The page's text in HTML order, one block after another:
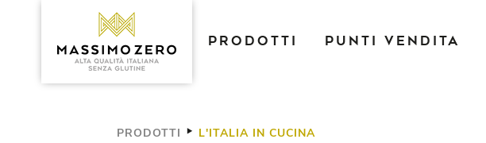
PRODOTTI PUNTI VENDITA
PRODOTTI L'ITALIA IN CUCINA